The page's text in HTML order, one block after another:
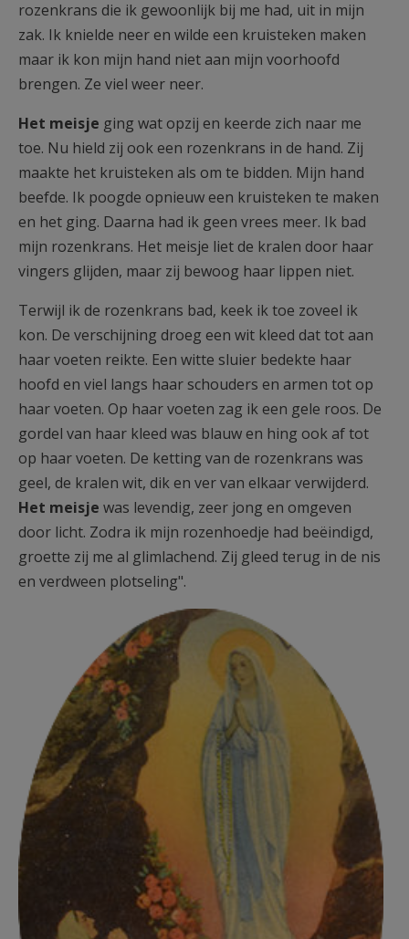
rozenkrans die ik gewoonlijk bij me had, uit in mijn
zak. Ik knielde neer en wilde een kruisteken maken
maar ik kon mijn hand niet aan mijn voorhoofd
brengen. Ze viel weer neer.
Het meisje ging wat opzij en keerde zich naar me
toe. Nu hield zij ook een rozenkrans in de hand. Zij
maakte het kruisteken als om te bidden. Mijn hand
beefde. Ik poogde opnieuw een kruisteken te maken
en het ging. Daarna had ik geen vrees meer. Ik bad
mijn rozenkrans. Het meisje liet de kralen door haar
vingers glijden, maar zij bewoog haar lippen niet.
Terwijl ik de rozenkrans bad, keek ik toe zoveel ik
kon. De verschijning droeg een wit kleed dat tot aan
haar voeten reikte. Een witte sluier bedekte haar
hoofd en viel langs haar schouders en armen tot op
haar voeten. Op haar voeten zag ik een gele roos. De
gordel van haar kleed was blauw en hing ook af tot
op haar voeten. De ketting van de rozenkrans was
geel, de kralen wit, dik en ver van elkaar verwijderd.
Het meisje was levendig, zeer jong en omgeven
door licht. Zodra ik mijn rozenhoedje had beëindigd,
groette zij me al glimlachend. Zij gleed terug in de nis
en verdween plotseling".